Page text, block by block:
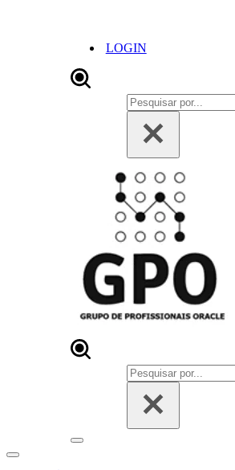
LOGIN
Pesquisar
por...
Pesquisar
por...
Menu
Menu